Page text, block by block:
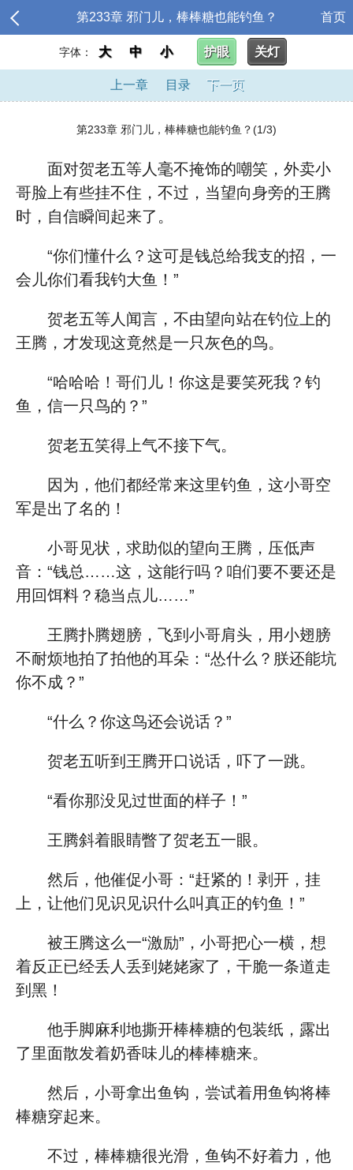
第233章 邪门儿，棒棒糖也能钓鱼？ 首页
字体： 大 中 小 护眼 关灯
上一章 目录 下一页
第233章 邪门儿，棒棒糖也能钓鱼？(1/3)
面对贺老五等人毫不掩饰的嘲笑，外卖小
哥脸上有些挂不住，不过，当望向身旁的王腾
时，自信瞬间起来了。
“你们懂什么？这可是钱总给我支的招，一
会儿你们看我钓大鱼！”
贺老五等人闻言，不由望向站在钓位上的
王腾，才发现这竟然是一只灰色的鸟。
“哈哈哈！哥们儿！你这是要笑死我？钓
鱼，信一只鸟的？”
贺老五笑得上气不接下气。
因为，他们都经常来这里钓鱼，这小哥空
军是出了名的！
小哥见状，求助似的望向王腾，压低声
音：“钱总……这，这能行吗？咱们要不要还是
用回饵料？稳当点儿……”
王腾扑腾翅膀，飞到小哥肩头，用小翅膀
不耐烦地拍了拍他的耳朵：“怂什么？朕还能坑
你不成？”
“什么？你这鸟还会说话？”
贺老五听到王腾开口说话，吓了一跳。
“看你那没见过世面的样子！”
王腾斜着眼睛瞥了贺老五一眼。
然后，他催促小哥：“赶紧的！剥开，挂
上，让他们见识见识什么叫真正的钓鱼！”
被王腾这么一“激励”，小哥把心一横，想
着反正已经丢人丢到姥姥家了，干脆一条道走
到黑！
他手脚麻利地撕开棒棒糖的包装纸，露出
了里面散发着奶香味儿的棒棒糖来。
然后，小哥拿出鱼钩，尝试着用鱼钩将棒
棒糖穿起来。
不过，棒棒糖很光滑，鱼钩不好着力，他